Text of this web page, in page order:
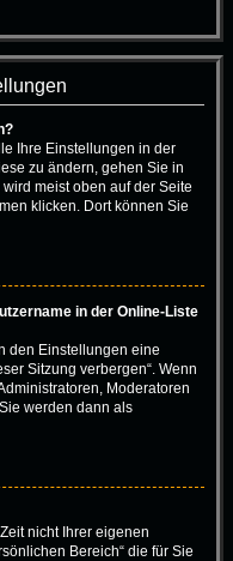
Ihre Einstellungen in der
zu ändern, gehen Sie in
meist oben auf der Seite
klicken. Dort können Sie
in der Online-Liste
den Einstellungen eine
Sitzung verbergen“. Wenn
Moderatoren
werden dann als
nicht Ihrer eigenen
Bereich“ die für Sie